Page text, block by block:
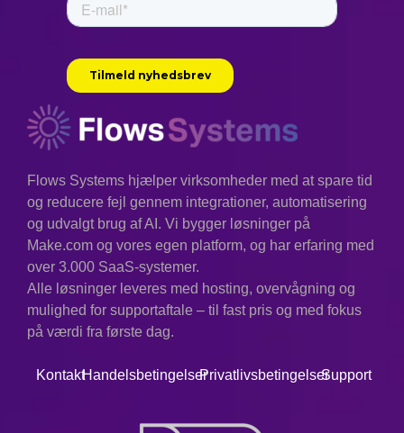
Flows Systems hjælper virksomheder med at spare tid
og reducere fejl gennem integrationer, automatisering
og udvalgt brug af AI. Vi bygger løsninger på
Make.com og vores egen platform, og har erfaring med
over 3.000 SaaS-systemer.
Alle løsninger leveres med hosting, overvågning og
mulighed for supportaftale – til fast pris og med fokus
på værdi fra første dag.
KontaktHandelsbetingelserPrivatlivsbetingelserSupport